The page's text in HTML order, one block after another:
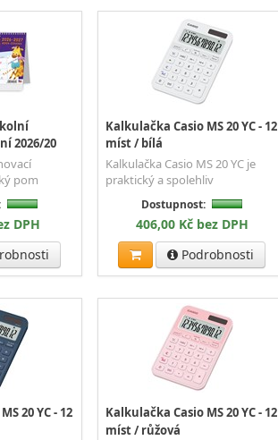
2026/20
pom
DPH
Kalkulačka Casio MS 20 YC - 12
míst / bílá
Kalkulačka Casio MS 20 YC je
praktický a spolehliv
Dostupnost:
406,00 Kč bez DPH
Podrobnosti
20 YC - 12
Kalkulačka Casio MS 20 YC - 12
míst / růžová